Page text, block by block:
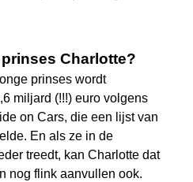
Charlotte?
prinses wordt
miljard (!!!) euro volgens
on Cars, die een lijst van
En als ze in de
treedt, kan Charlotte dat
nog flink aanvullen ook.